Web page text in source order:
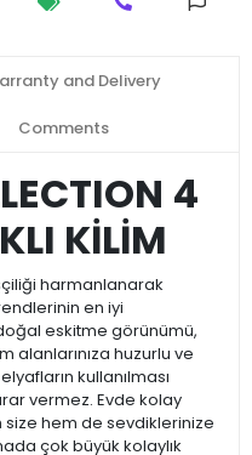
and Delivery
Comments
4
KİLİM
harmanlanarak
en iyi
eskitme görünümü,
alanlarınıza huzurlu ve
kullanılması
vermez. Evde kolay
hem de sevdiklerinize
çok büyük kolaylık